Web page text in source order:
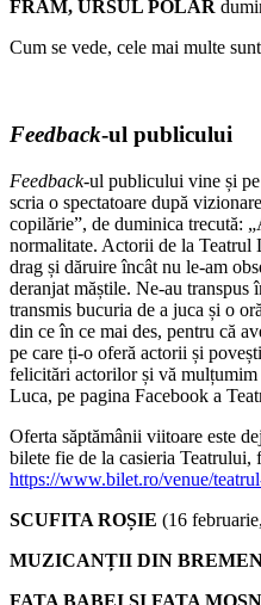
FRAM, URSUL POLAR
Cum se vede, cele mai multe
Feedback-ul publicului
Feedback-ul publicului vine și pe
scria o spectatoare după
copilărie”, de duminica trecută:
normalitate. Actorii de la Teatrul
drag și dăruire încât nu le-am
deranjat măștile. Ne-au transpus
transmis bucuria de a juca și o
din ce în ce mai des, pentru că
pe care ți-o oferă actorii și
felicitări actorilor și vă
Luca, pe pagina Facebook a
Oferta săptămânii viitoare este
bilete fie de la casieria Teatrului,
https://www.bilet.ro/venue/
SCUFITA ROȘIE (16
MUZICANȚII DIN
FATA BABEI ȘI FATA